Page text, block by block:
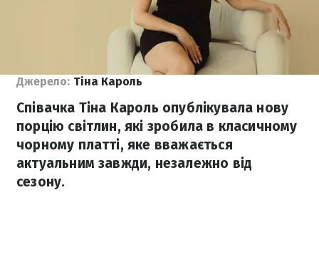
Джерело: Тіна Кароль
Співачка Тіна Кароль опублікувала нову
порцію світлин, які зробила в класичному
чорному платті, яке вважається
актуальним завжди, незалежно від
сезону.